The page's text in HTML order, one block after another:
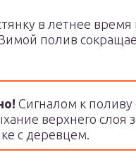
в летнее время
полив
Сигналом к поливу
верхнего слоя
с деревцем.